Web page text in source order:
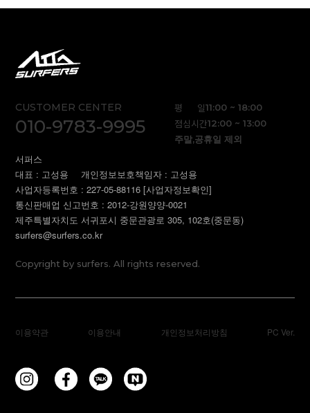
CUSTOMER CENTER
010-9783-9995
평 일11:00 ~ 18:00
점심시간12:00 ~ 13:00
주말,공휴일 제외
서퍼스
대표 : 고성용
개인정보보호책임자 : 고성용
사업자등록번호 : 227-05-88116[사업자정보확인]
통신판매업 신고번호 : 2012-강원양양-0021
제주특별자치도 서귀포시 중문관광로 305, 102호(중문동)
surfers@surfers.co.kr
Copyright by surfers. All rights reserved.
이용약관 이용안내 개인정보처리방침 PC Ver.